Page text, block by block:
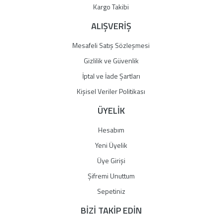
Gönder
Kargo Takibi
ALIŞVERİŞ
Mesafeli Satış Sözleşmesi
Gizlilik ve Güvenlik
İptal ve İade Şartları
Kişisel Veriler Politikası
ÜYELİK
Hesabım
Yeni Üyelik
Üye Girişi
Şifremi Unuttum
Sepetiniz
BİZİ TAKİP EDİN